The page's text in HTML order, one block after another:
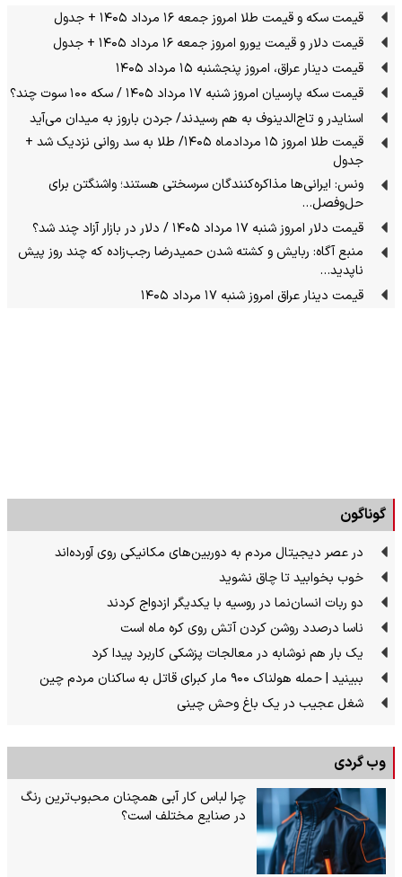
قیمت سکه و قیمت طلا امروز جمعه ۱۶ مرداد ۱۴۰۵ + جدول
قیمت دلار و قیمت یورو امروز جمعه ۱۶ مرداد ۱۴۰۵ + جدول
قیمت دینار عراق، امروز پنجشنبه ۱۵ مرداد ۱۴۰۵
قیمت سکه پارسیان امروز شنبه ۱۷ مرداد ۱۴۰۵ / سکه ۱۰۰ سوت چند؟
اسنایدر و تاج‌الدینوف به هم رسیدند/ جردن باروز به میدان می‌آید
قیمت طلا امروز ۱۵ مردادماه ۱۴۰۵/ طلا به سد روانی نزدیک شد +
جدول
ونس: ایرانی‌ها مذاکره‌کنندگان سرسختی هستند؛ واشنگتن برای
حل‌وفصل…
قیمت دلار امروز شنبه ۱۷ مرداد ۱۴۰۵ / دلار در بازار آزاد چند شد؟
منبع آگاه: ربایش و کشته شدن حمیدرضا رجب‌زاده که چند روز پیش
ناپدید…
قیمت دینار عراق امروز شنبه ۱۷ مرداد ۱۴۰۵
گوناگون
در عصر دیجیتال مردم به دوربین‌های مکانیکی روی آورده‌اند
خوب بخوابید تا چاق نشوید
دو ربات انسان‌نما در روسیه با یکدیگر ازدواج کردند
ناسا درصدد روشن کردن آتش روی کره ماه است
یک بار هم نوشابه در معالجات پزشکی کاربرد پیدا کرد
ببینید | حمله هولناک ۹۰۰ مار کبرای قاتل به ساکنان مردم چین
شغل عجیب در یک باغ وحش چینی
وب گردی
چرا لباس کار آبی همچنان محبوب‌ترین رنگ
در صنایع مختلف است؟